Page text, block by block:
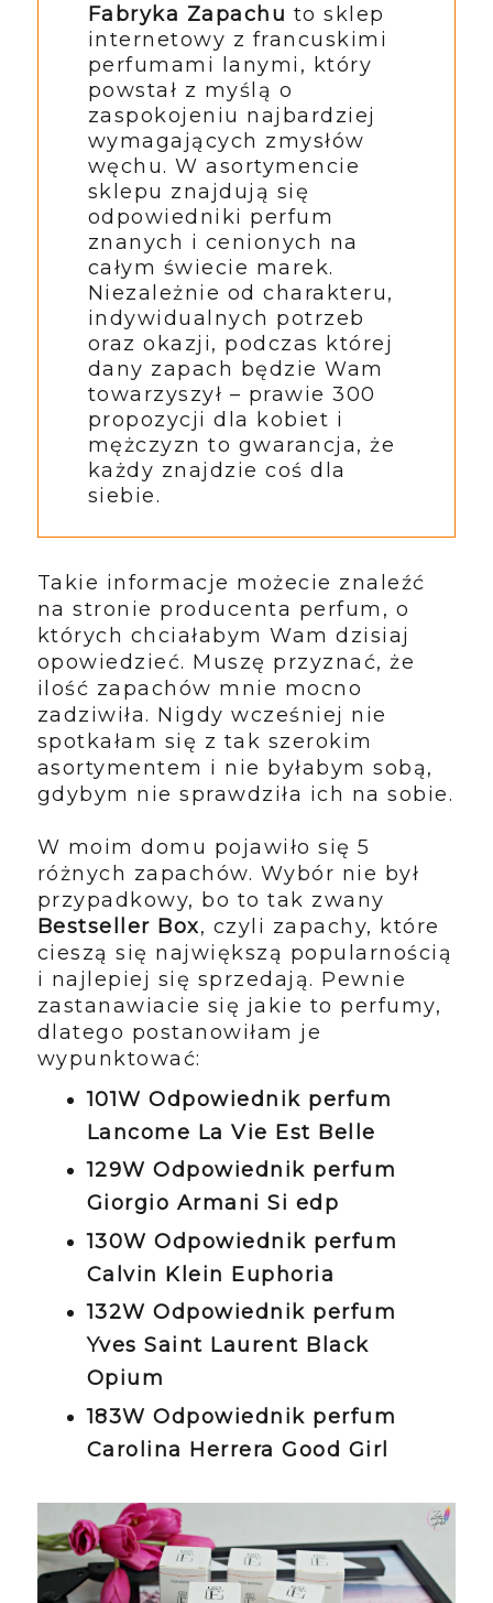
Fabryka Zapachu to sklep
internetowy z francuskimi
perfumami lanymi, który
powstał z myślą o
zaspokojeniu najbardziej
wymagających zmysłów
węchu. W asortymencie
sklepu znajdują się
odpowiedniki perfum
znanych i cenionych na
całym świecie marek.
Niezależnie od charakteru,
indywidualnych potrzeb
oraz okazji, podczas której
dany zapach będzie Wam
towarzyszył – prawie 300
propozycji dla kobiet i
mężczyzn to gwarancja, że
każdy znajdzie coś dla
siebie.
Takie informacje możecie znaleźć
na stronie producenta perfum, o
których chciałabym Wam dzisiaj
opowiedzieć. Muszę przyznać, że
ilość zapachów mnie mocno
zadziwiła. Nigdy wcześniej nie
spotkałam się z tak szerokim
asortymentem i nie byłabym sobą,
gdybym nie sprawdziła ich na sobie.
W moim domu pojawiło się 5
różnych zapachów. Wybór nie był
przypadkowy, bo to tak zwany
Bestseller Box, czyli zapachy, które
cieszą się największą popularnością
i najlepiej się sprzedają. Pewnie
zastanawiacie się jakie to perfumy,
dlatego postanowiłam je
wypunktować:
101W Odpowiednik perfum
Lancome La Vie Est Belle
129W Odpowiednik perfum
Giorgio Armani Si edp
130W Odpowiednik perfum
Calvin Klein Euphoria
132W Odpowiednik perfum
Yves Saint Laurent Black
Opium
183W Odpowiednik perfum
Carolina Herrera Good Girl